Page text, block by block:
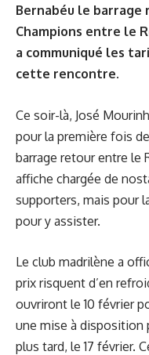
Bernabéu le barrage
Champions entre le
a communiqué les
cette rencontre.
Ce soir-là, José
pour la première fois
barrage retour entre le
affiche chargée de
supporters, mais pour
pour y assister.
Le club madrilène a
prix risquent d’en
ouvriront le 10 février
une mise à disposition
plus tard, le 17 février.